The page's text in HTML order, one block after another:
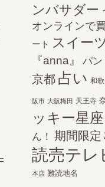
ンバサダー
オンラインで
ート
スイー
『anna』
パン
京都 占い 和
阪市 大阪梅田 天王寺
ッキー星座
ん！ 期間限定
読売テレ
本店 難読地名